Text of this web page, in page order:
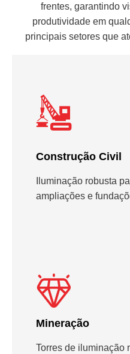
frentes, garantindo
produtividade em
principais setores que
Construção Civil
Iluminação robusta
ampliações e
Mineração
Torres de iluminação